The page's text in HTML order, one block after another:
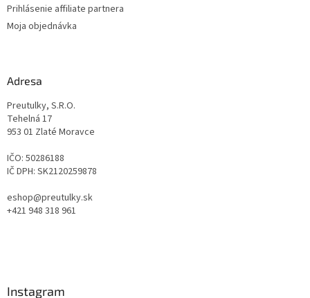
Prihlásenie affiliate partnera
Moja objednávka
Adresa
Preutulky, S.R.O.
Tehelná 17
953 01 Zlaté Moravce
IČO: 50286188
IČ DPH: SK2120259878
eshop@preutulky.sk
+421 948 318 961
Instagram